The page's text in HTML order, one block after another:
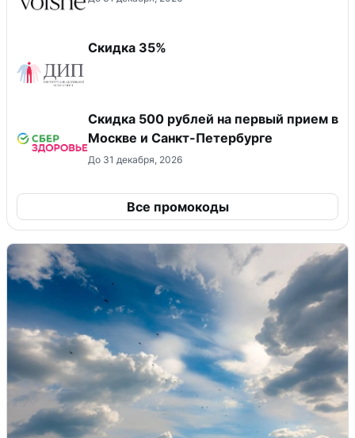
Скидка 35%
Скидка 500 рублей на первый прием в
Москве и Санкт-Петербурге
До 31 декабря, 2026
Все промокоды